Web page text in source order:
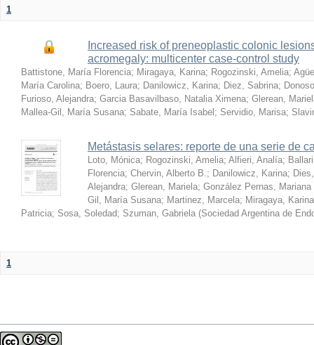
1
Increased risk of preneoplastic colonic
acromegaly: multicenter case-control study
Battistone, María Florencia; Miragaya, Karina; Rogozinski, Amelia;
María Carolina; Boero, Laura; Danilowicz, Karina; Diez, Sabrina;
Furioso, Alejandra; Garcia Basavilbaso, Natalia Ximena; Glerean,
Mallea-Gil, María Susana; Sabate, María Isabel ; Servidio, Marisa;
Metástasis selares: reporte de una serie de
Loto, Mónica; Rogozinski, Amelia; Alfieri, Analía;
Florencia; Chervin, Alberto B.; Danilowicz, Karina;
Alejandra; Glerean, Mariela; González Pernas, Mariana
Gil, María Susana; Martinez, Marcela; Miragaya, Karina
Patricia; Sosa, Soledad; Szuman, Gabriela (Sociedad Argentina de
1